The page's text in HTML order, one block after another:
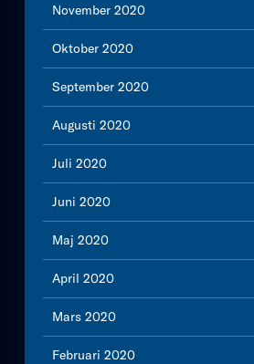
November 2020
Oktober 2020
September 2020
Augusti 2020
Juli 2020
Juni 2020
Maj 2020
April 2020
Mars 2020
Februari 2020